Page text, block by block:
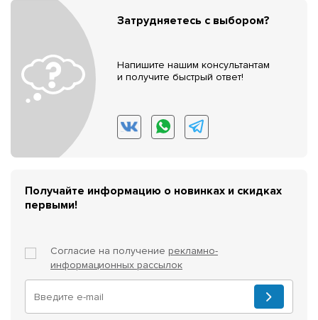
Затрудняетесь с выбором?
Напишите нашим консультантам
и получите быстрый ответ!
Получайте информацию о новинках и скидках
первыми!
Согласие на получение рекламно-
информационных рассылок